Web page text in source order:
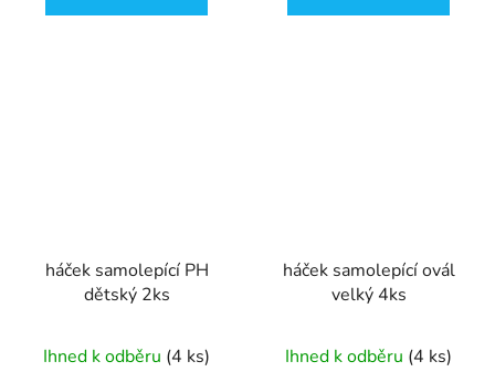
háček samolepící PH
dětský 2ks
Ihned k odběru (4 ks)
háček samolepící ovál
velký 4ks
Ihned k odběru (4 ks)